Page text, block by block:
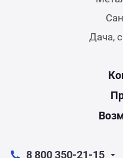
Дача,
8 800 350-21-15